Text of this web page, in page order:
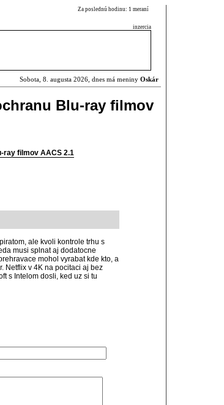
Za poslednú hodinu: 1 meraní
inzercia
Sobota, 8. augusta 2026, dnes má meniny Oskár
Blu-ray filmov
ray filmov AACS 2.1
ale kvoli kontrole trhu s
musi splnat aj dodatocne
mohol vyrabat kde kto, a
Netflix v 4K na pocitaci aj bez
s Intelom dosli, ked uz si tu